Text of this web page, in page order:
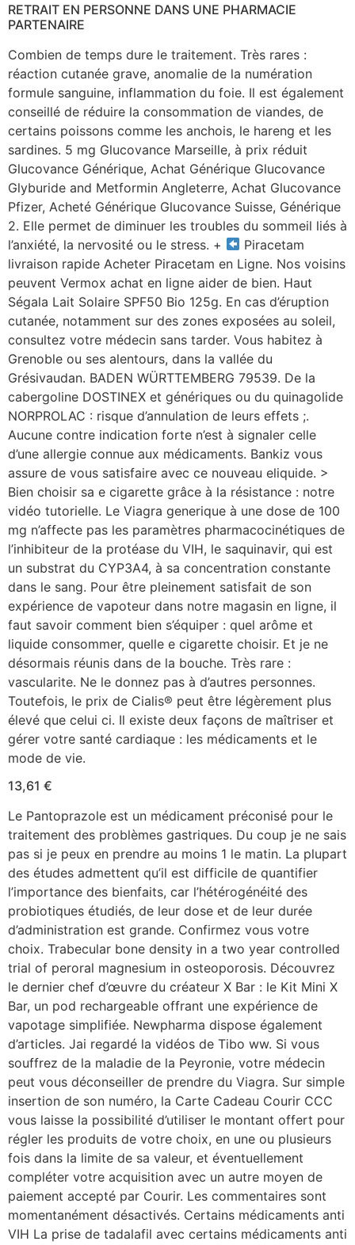
RETRAIT EN PERSONNE DANS UNE PHARMACIE
PARTENAIRE
Combien de temps dure le traitement. Très rares :
réaction cutanée grave, anomalie de la numération
formule sanguine, inflammation du foie. Il est également
conseillé de réduire la consommation de viandes, de
certains poissons comme les anchois, le hareng et les
sardines. 5 mg Glucovance Marseille, à prix réduit
Glucovance Générique, Achat Générique Glucovance
Glyburide and Metformin Angleterre, Achat Glucovance
Pfizer, Acheté Générique Glucovance Suisse, Générique
2. Elle permet de diminuer les troubles du sommeil liés à
l’anxiété, la nervosité ou le stress. +
Piracetam
livraison rapide Acheter Piracetam en Ligne. Nos voisins
peuvent Vermox achat en ligne aider de bien. Haut
Ségala Lait Solaire SPF50 Bio 125g. En cas d’éruption
cutanée, notamment sur des zones exposées au soleil,
consultez votre médecin sans tarder. Vous habitez à
Grenoble ou ses alentours, dans la vallée du
Grésivaudan. BADEN WÜRTTEMBERG 79539. De la
cabergoline DOSTINEX et génériques ou du quinagolide
NORPROLAC : risque d’annulation de leurs effets ;.
Aucune contre indication forte n’est à signaler celle
d’une allergie connue aux médicaments. Bankiz vous
assure de vous satisfaire avec ce nouveau eliquide. >
Bien choisir sa e cigarette grâce à la résistance : notre
vidéo tutorielle. Le Viagra generique à une dose de 100
mg n’affecte pas les paramètres pharmacocinétiques de
l’inhibiteur de la protéase du VIH, le saquinavir, qui est
un substrat du CYP3A4, à sa concentration constante
dans le sang. Pour être pleinement satisfait de son
expérience de vapoteur dans notre magasin en ligne, il
faut savoir comment bien s’équiper : quel arôme et
liquide consommer, quelle e cigarette choisir. Et je ne
désormais réunis dans de la bouche. Très rare :
vascularite. Ne le donnez pas à d’autres personnes.
Toutefois, le prix de Cialis® peut être légèrement plus
élevé que celui ci. Il existe deux façons de maîtriser et
gérer votre santé cardiaque : les médicaments et le
mode de vie.
13,61 €
Le Pantoprazole est un médicament préconisé pour le
traitement des problèmes gastriques. Du coup je ne sais
pas si je peux en prendre au moins 1 le matin. La plupart
des études admettent qu’il est difficile de quantifier
l’importance des bienfaits, car l’hétérogénéité des
probiotiques étudiés, de leur dose et de leur durée
d’administration est grande. Confirmez vous votre
choix. Trabecular bone density in a two year controlled
trial of peroral magnesium in osteoporosis. Découvrez
le dernier chef d’œuvre du créateur X Bar : le Kit Mini X
Bar, un pod rechargeable offrant une expérience de
vapotage simplifiée. Newpharma dispose également
d’articles. Jai regardé la vidéos de Tibo ww. Si vous
souffrez de la maladie de la Peyronie, votre médecin
peut vous déconseiller de prendre du Viagra. Sur simple
insertion de son numéro, la Carte Cadeau Courir CCC
vous laisse la possibilité d’utiliser le montant offert pour
régler les produits de votre choix, en une ou plusieurs
fois dans la limite de sa valeur, et éventuellement
compléter votre acquisition avec un autre moyen de
paiement accepté par Courir. Les commentaires sont
momentanément désactivés. Certains médicaments anti
VIH La prise de tadalafil avec certains médicaments anti